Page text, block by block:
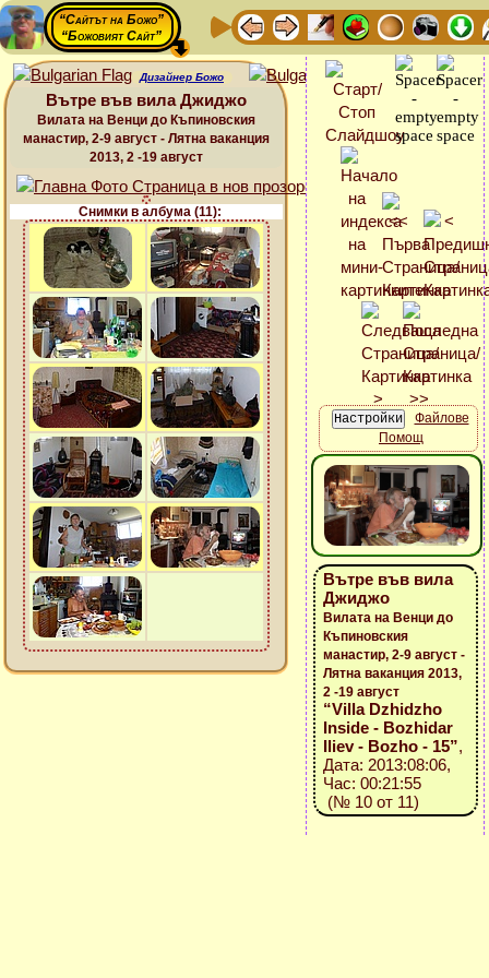
“Сайтът на Божо”
“Божовият Сайт”
Дизайнер Божо
Вътре във вила Джиджо
Вилата на Венци до Къпиновския
манастир, 2-9 август - Лятна ваканция
2013, 2 -19 август
Снимки в албума (11):
Файлове
Помощ
Вътре във вила
Джиджо
Вилата на Венци до
Къпиновския
манастир, 2-9 август -
Лятна ваканция 2013,
2 -19 август
“Villa Dzhidzho
Inside - Bozhidar
Iliev - Bozho - 15”,
Дата: 2013:08:06,
Час: 00:21:55
(№ 10 от 11)